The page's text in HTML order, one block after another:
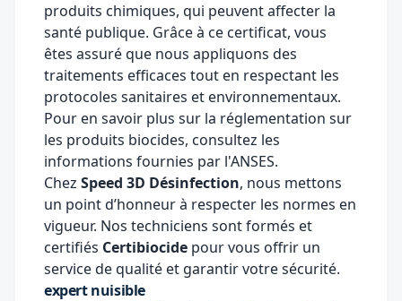
produits chimiques, qui peuvent affecter la
santé publique. Grâce à ce certificat, vous
êtes assuré que nous appliquons des
traitements efficaces tout en respectant les
protocoles sanitaires et environnementaux.
Pour en savoir plus sur la réglementation sur
les produits biocides, consultez les
informations fournies par l'ANSES.
Chez Speed 3D Désinfection, nous mettons
un point d’honneur à respecter les normes en
vigueur. Nos techniciens sont formés et
certifiés Certibiocide pour vous offrir un
service de qualité et garantir votre sécurité.
expert nuisible